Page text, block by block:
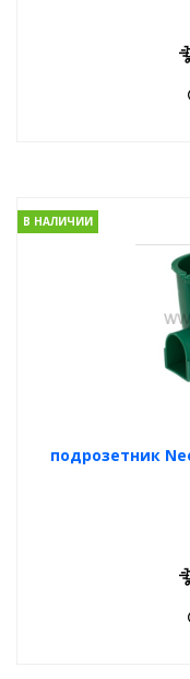
подрозетник
В НАЛИЧИИ